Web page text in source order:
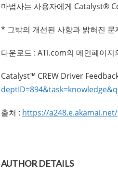
마법사는 사용자에게 Catalyst®
* 그밖의 개선된 사항과 밝혀진
다운로드 : ATi.com의 메인페이
Catalyst™ CREW Driver
출처 : https://
AUTHOR DETAILS